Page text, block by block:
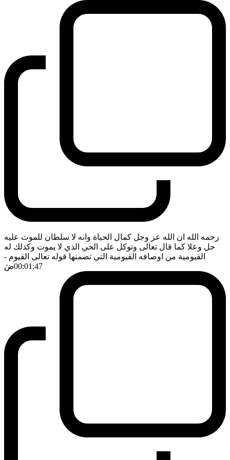
رحمه الله ان الله عز وجل كمال الحياة وانه لا سلطان للموت عليه
جل وعلا كما قال تعالى وتوكل على الحي الذي لا يموت وكذلك له
القيومية من اوصافه القيومية التي تضمنها قوله تعالى القيوم -
00:01:47ضَ